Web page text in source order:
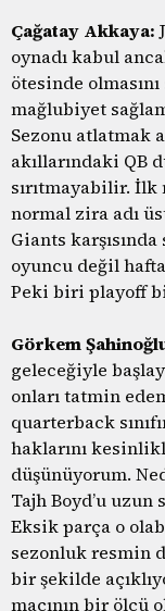
Çağatay Akkaya:
oynadı kabul
ötesinde
mağlubiyet
Sezonu atlatmak
akıllarındaki QB
sırıtmayabilir.
normal zira adı
Giants
oyuncu değil
Peki biri playoff
Görkem
geleceğiyle
onları tatmin
quarterback
haklarını
düşünüyorum.
Tajh Boyd’u uzun
Eksik parça o
sezonluk resmin
bir şekilde
maçının bir ölçü